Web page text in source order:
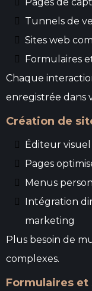
Tunnels de
Sites web
Formulaires
Chaque
enregistrée dans
Création de
Éditeur
Pages
Menus
Intégration
marketing
Plus besoin de
complexes.
Formulaires